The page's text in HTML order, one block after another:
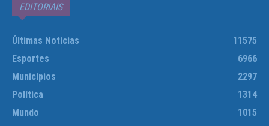
EDITORIAIS
Últimas Notícias
11575
Esportes
6966
Municípios
2297
Política
1314
Mundo
1015